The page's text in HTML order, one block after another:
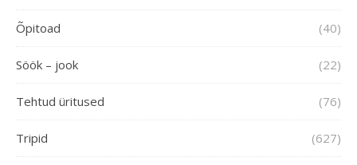
Õpitoad (40)
Söök – jook (22)
Tehtud üritused (76)
Tripid (627)